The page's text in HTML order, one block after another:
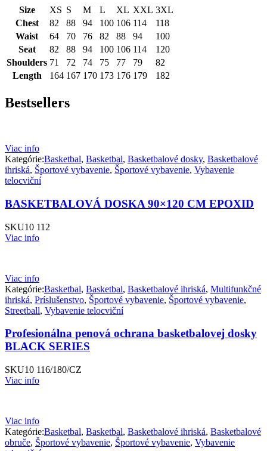
Size XS S M L XL XXL 3XL
Chest
82 88 94 100 106 114
118
Waist
64 70 76 82 88 94
100
Seat
82 88 94 100 106 114
120
Shoulders 71 72 74 75 77 79
82
Length
164 167 170 173 176 179 182
Bestsellers
Viac info
Kategórie:Basketbal, Basketbal, Basketbalové dosky, Basketbalové
ihriská, Športové vybavenie, Športové vybavenie, Vybavenie
telocviční
BASKETBALOVÁ DOSKA 90×120 CM EPOXID
SKU10 112
Viac info
Viac info
Kategórie:Basketbal, Basketbal, Basketbalové ihriská, Multifunkčné
ihriská, Príslušenstvo, Športové vybavenie, Športové vybavenie,
Streetball, Vybavenie telocviční
Profesionálna penová ochrana basketbalovej dosky
BLACK SERIES
SKU10 116/180/CZ
Viac info
Viac info
Kategórie:Basketbal, Basketbal, Basketbalové ihriská, Basketbalové
obruče, Športové vybavenie, Športové vybavenie, Vybavenie